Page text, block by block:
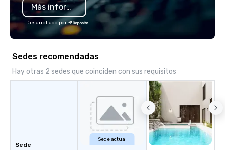
Más información
Desarrollado por
Sedes recomendadas
Hay otras 2 sedes que coinciden con sus requisitos
Sede
Sede actual